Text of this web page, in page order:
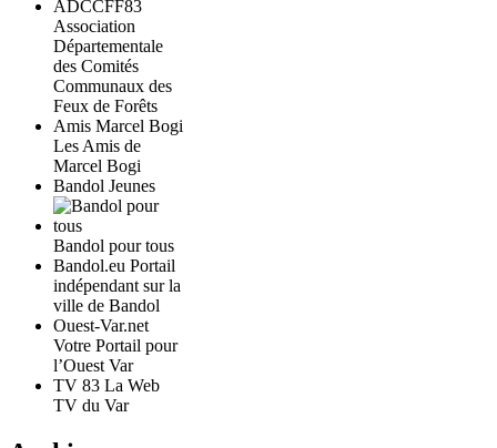
ADCCFF83
Association
Départementale
des Comités
Communaux des
Feux de Forêts
Amis Marcel Bogi
Les Amis de
Marcel Bogi
Bandol Jeunes
Bandol pour tous
Bandol.eu Portail
indépendant sur la
ville de Bandol
Ouest-Var.net
Votre Portail pour
l’Ouest Var
TV 83 La Web
TV du Var